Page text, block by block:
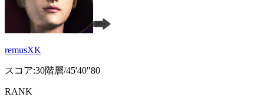
remusXK
スコア:30階層/45'40"80
RANK